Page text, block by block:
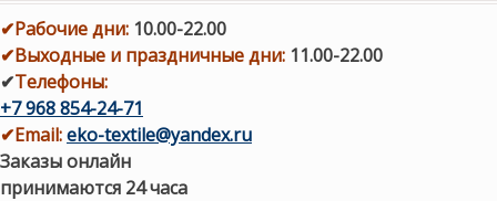
✔Рабочие дни: 10.00-22.00
✔Выходные и праздничные дни: 11.00-22.00
✔Телефоны:
+7 968 854-24-71
✔Email:eko-textile@yandex.ru
Заказы онлайн
принимаются 24 часа